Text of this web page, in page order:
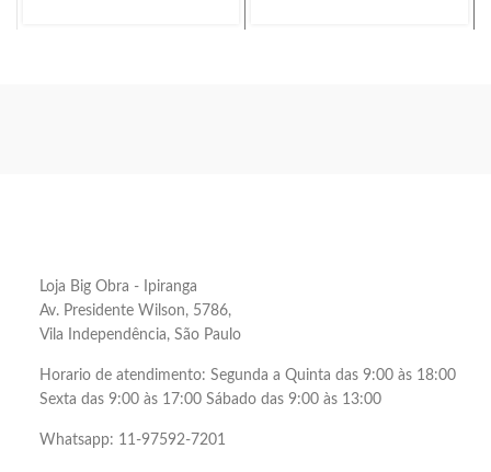
Loja Big Obra - Ipiranga
Av. Presidente Wilson, 5786,
Vila Independência, São Paulo
Horario de atendimento: Segunda a Quinta das 9:00 às 18:00
Sexta das 9:00 às 17:00 Sábado das 9:00 às 13:00
Whatsapp: 11-97592-7201